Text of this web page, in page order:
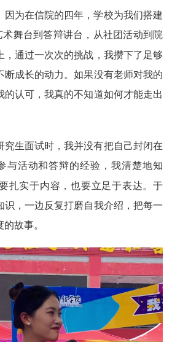
因为在信院的四年，学校为我们搭建
术舞台到答辩讲台，从社团活动到院
，通过一次次的挑战，我攒下了足够
断成长的动力。如果没有老师对我的
的认可，我真的不知道如何才能走出
究生面试时，我并没有把自己封闭在
与活动和答辩的经验，我清楚地知
扎实于内容，也要立足于表达。于
识，一边反复打磨自我介绍，把每一
故事。